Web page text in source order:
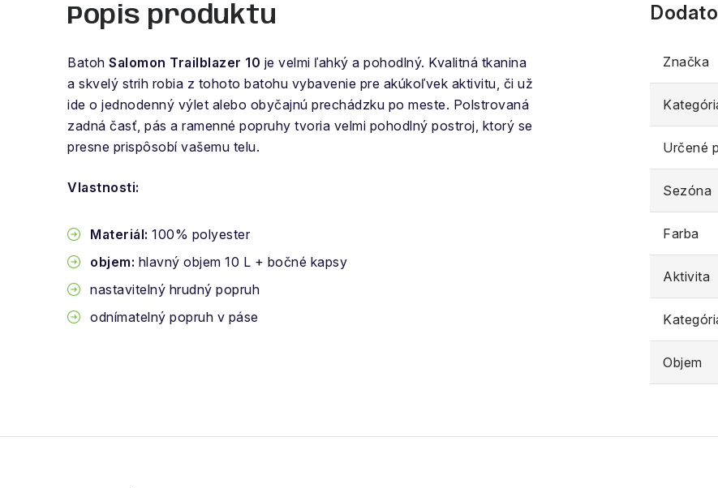
Popis produktu
Batoh Salomon Trailblazer 10 je velmi ľahký a pohodlný. Kvalitná tkanina
a skvelý strih robia z tohoto batohu vybavenie pre akúkoľvek aktivitu, či už
ide o jednodenný výlet alebo obyčajnú prechádzku po meste. Polstrovaná
zadná časť, pás a ramenné popruhy tvoria velmi pohodlný postroj, ktorý se
presne prispôsobí vašemu telu.
Vlastnosti:
Materiál: 100% polyester
objem: hlavný objem 10 L + bočné kapsy
nastavitelný hrudný popruh
odnímatelný popruh v páse
Značka
Určené
Sezóna
Farba
Aktivita
Objem